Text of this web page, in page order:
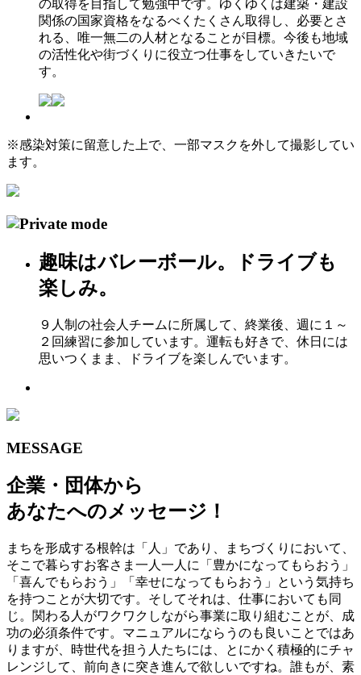
の取得を目指して勉強中です。ゆくゆくは建築・建設
関係の国家資格をなるべくたくさん取得し、必要とさ
れる、唯一無二の人材となることが目標。今後も地域
の活性化や街づくりに役立つ仕事をしていきたいで
す。
※感染対策に留意した上で、一部マスクを外して撮影してい
ます。
趣味はバレーボール。ドライブも
楽しみ。
９人制の社会人チームに所属して、終業後、週に１～
２回練習に参加しています。運転も好きで、休日には
思いつくまま、ドライブを楽しんでいます。
MESSAGE
企業・団体から
あなたへのメッセージ！
まちを形成する根幹は「人」であり、まちづくりにおいて、
そこで暮らすお客さま一人一人に「豊かになってもらおう」
「喜んでもらおう」「幸せになってもらおう」という気持ち
を持つことが大切です。そしてそれは、仕事においても同
じ。関わる人がワクワクしながら事業に取り組むことが、成
功の必須条件です。マニュアルにならうのも良いことではあ
りますが、時世代を担う人たちには、とにかく積極的にチャ
レンジして、前向きに突き進んで欲しいですね。誰もが、素